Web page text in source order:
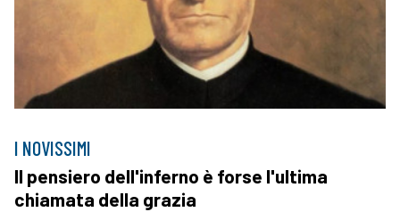
I NOVISSIMI
Il pensiero dell'inferno è forse l'ultima
chiamata della grazia